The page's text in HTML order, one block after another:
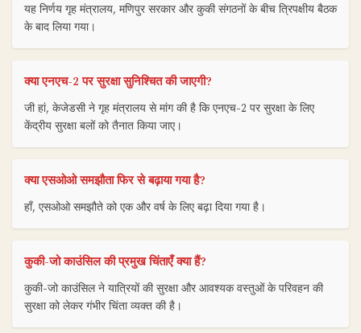
यह निर्णय गृह मंत्रालय, मणिपुर सरकार और कुकी संगठनों के बीच त्रिपक्षीय बैठक
के बाद लिया गया।
क्या एनएच-2 पर सुरक्षा सुनिश्चित की जाएगी?
जी हां, केजेडसी ने गृह मंत्रालय से मांग की है कि एनएच-2 पर सुरक्षा के लिए
केंद्रीय सुरक्षा बलों को तैनात किया जाए।
क्या एसओओ समझौता फिर से बढ़ाया गया है?
हाँ, एसओओ समझौते को एक और वर्ष के लिए बढ़ा दिया गया है।
कुकी-जो काउंसिल की प्रमुख चिंताएँ क्या हैं?
कुकी-जो काउंसिल ने यात्रियों की सुरक्षा और आवश्यक वस्तुओं के परिवहन की
सुरक्षा को लेकर गंभीर चिंता व्यक्त की है।